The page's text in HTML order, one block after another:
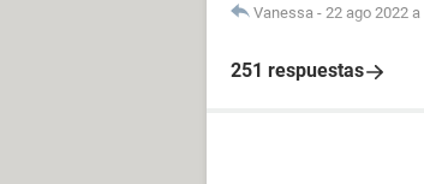
Vanessa - 22 ago 2022
251 respuestas